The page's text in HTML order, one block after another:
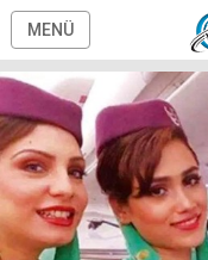
MENÜ